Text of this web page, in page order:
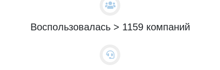
Воспользовалась > 1159 компаний